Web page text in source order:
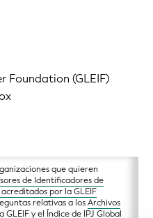
Foundation (GLEIF)
que quieren
de Identificadores de
por la GLEIF
relativas a losArchivos
GLEIFy el Índice de IPJ Global